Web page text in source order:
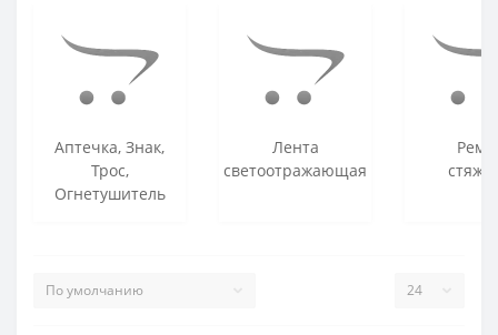
Аптечка, Знак,
Трос,
Огнетушитель
Лента
светоотражающая